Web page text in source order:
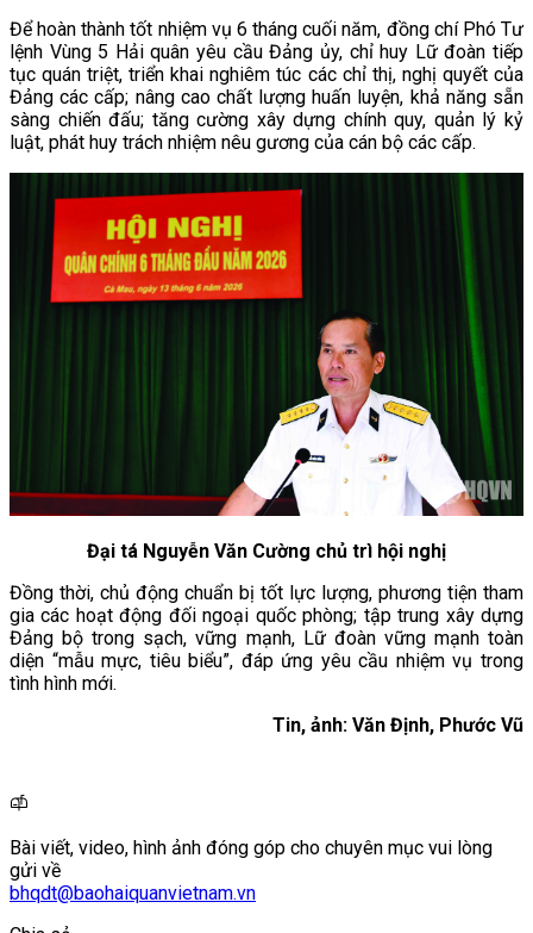
Để hoàn thành tốt nhiệm vụ 6 tháng cuối năm, đồng chí Phó Tư
lệnh Vùng 5 Hải quân yêu cầu Đảng ủy, chỉ huy Lữ đoàn tiếp
tục quán triệt, triển khai nghiêm túc các chỉ thị, nghị quyết của
Đảng các cấp; nâng cao chất lượng huấn luyện, khả năng sẵn
sàng chiến đấu; tăng cường xây dựng chính quy, quản lý kỷ
luật, phát huy trách nhiệm nêu gương của cán bộ các cấp.
Đại tá Nguyễn Văn Cường chủ trì hội nghị
Đồng thời, chủ động chuẩn bị tốt lực lượng, phương tiện tham
gia các hoạt động đối ngoại quốc phòng; tập trung xây dựng
Đảng bộ trong sạch, vững mạnh, Lữ đoàn vững mạnh toàn
diện “mẫu mực, tiêu biểu”, đáp ứng yêu cầu nhiệm vụ trong
tình hình mới.
Tin, ảnh: Văn Định, Phước Vũ
Bài viết, video, hình ảnh đóng góp cho chuyên mục vui lòng
gửi về
bhqdt@baohaiquanvietnam.vn